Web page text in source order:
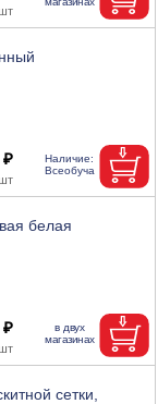
₽
белая
₽
сетки,